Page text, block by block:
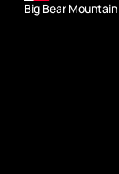
Big Bear